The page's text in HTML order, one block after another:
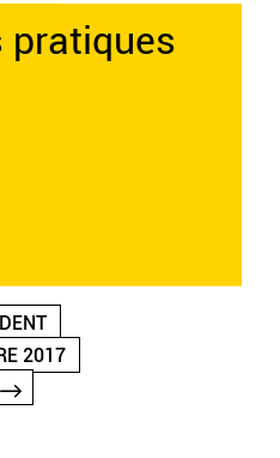
pratiques
2017